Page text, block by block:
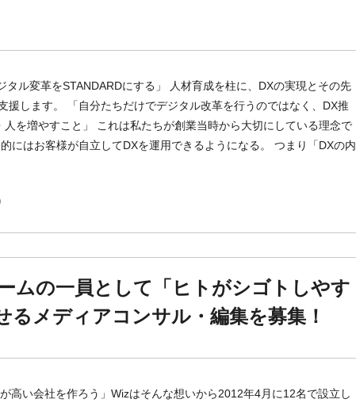
タル変革をSTANDARDにする」 人材育成を柱に、DXの実現とその先
援します。 「自分たちだけでデジタル改革を行うのではなく、DX推
を増やすこと」 これは私たちが創業当時から大切にしている理念で
にはお客様が自立してDXを運用できるようになる。 つまり「DXの内
ムの一員として「ヒトがシゴトしやす
るメディアコンサル・編集を募集！
高い会社を作ろう」Wizはそんな想いから2012年4月に12名で設立し